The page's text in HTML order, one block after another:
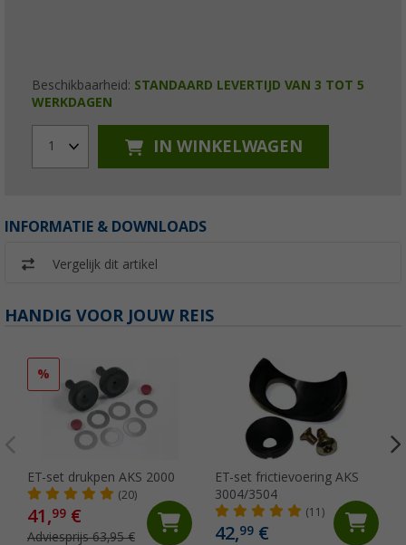
Beschikbaarheid: STANDAARD LEVERTIJD VAN 3 TOT 5
WERKDAGEN
1 IN WINKELWAGEN
INFORMATIE & DOWNLOADS
Vergelijk dit artikel
HANDIG VOOR JOUW REIS
%
ET-set drukpen AKS 2000
(20)
41,99 €
Adviesprijs 63,95 €
ET-set frictievoering AKS
3004/3504
(11)
42,99€